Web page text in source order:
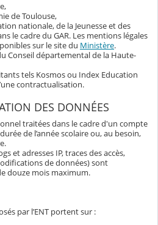
de Toulouse,
nationale, de la Jeunesse et des
le cadre du GAR. Les mentions légales
sur le site du Ministère.
Conseil départemental de la Haute-
tels Kosmos ou Index Education
contractualisation.
DES DONNÉES
traitées dans le cadre d'un compte
de l’année scolaire ou, au besoin,
et adresses IP, traces des accès,
de données) sont
douze mois maximum.
par l’ENT portent sur :